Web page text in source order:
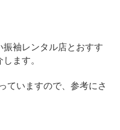
袖レンタル店とおすす
ます。
ていますので、参考にさ